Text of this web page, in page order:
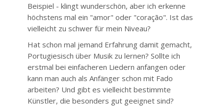
Beispiel - klingt wunderschön, aber ich erkenne
höchstens mal ein "amor" oder "coração". Ist das
vielleicht zu schwer für mein Niveau?
Hat schon mal jemand Erfahrung damit gemacht,
Portugiesisch über Musik zu lernen? Sollte ich
erstmal bei einfacheren Liedern anfangen oder
kann man auch als Anfänger schon mit Fado
arbeiten? Und gibt es vielleicht bestimmte
Künstler, die besonders gut geeignet sind?